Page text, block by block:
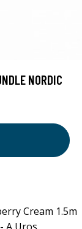
NORDIC